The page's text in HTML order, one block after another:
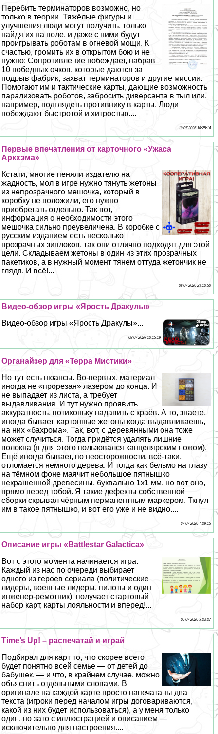
Перебить терминаторов возможно, но
только в теории. Тяжёлые фигуры и
улучшения люди могут получить, только
найдя их на поле, и даже с ними будут
проигрывать роботам в огневой мощи. К
счастью, громить их в открытом бою и не
нужно: Сопротивление побеждает, набрав
10 победных очков, которые даются за
подрыв фабрик, захват терминаторов и другие миссии.
Помогают им и тактические карты, дающие возможность
парализовать роботов, забросить диверсанта в тыл или,
например, подглядеть противнику в карты. Люди
побеждают быстротой и хитростью....
10 07 2026 10:25:14
Первые впечатления от карточного «Ужаса
Аркхэма»
Кстати, многие пеняли издателю на
жадность, мол в игре нужно тянуть жетоны
из непрозрачного мешочка, который в
коробку не положили, его нужно
приобретать отдельно. Так вот,
информация о необходимости этого
мешочка сильно преувеличена. В коробке с
русским изданием есть несколько
прозрачных зиплоков, так они отлично подходят для этой
цели. Складываем жетоны в один из этих прозрачных
пакетиков, а в нужный момент тянем оттуда жетончик не
глядя. И всё!...
09 07 2026 23:10:50
Видео-обзор игры «Ярость Дpaкулы»
Видео-обзор игры «Ярость Дpaкулы»...
08 07 2026 10:15:19
Органайзер для «Терра Мистики»
Но тут есть нюансы. Во-первых, материал
иногда не «прорезан» лазером до конца. И
не выпадает из листа, а требует
выдавливания. И тут нужно проявить
аккуратность, потихоньку надавить с краёв. А то, знаете,
иногда бывает, картонные жетоны когда выдавливаешь,
на них «бахрома». Так, вот, с деревянными она тоже
может случиться. Тогда придётся удалять лишние
волокна (я для этого пользовался канцелярским ножом).
Ещё иногда бывает, по неосторожности, всё-таки,
отломается немного дерева. И тогда как бельмо на глазу
на тёмном фоне маячит небольшое пятнышко
некрашенной древесины, буквально 1х1 мм, но вот оно,
прямо перед тобой. Я такие дефекты собственной
сборки скрывал чёрным перманентным маркером. Ткнул
им в такое пятнышко, и вот его уже и не видно....
07 07 2026 7:29:15
Описание игры «Battlestar Galactica»
Вот с этого момента начинается игра.
Каждый из нас по очереди выбирает
одного из героев сериала (политические
лидеры, военные лидеры, пилоты и один
инженер-ремотник), получает стартовый
набор карт, карты лояльности и вперед!...
06 07 2026 5:23:27
Time’s Up! – распечатай и играй
Подбирал для карт то, что скорее всего
будет понятно всей семье — от детей до
бабушек, — и что, в крайнем случае, можно
объяснить отдельными словами. В
оригинале на каждой карте просто напечатаны два
текста (игроки перед началом игры договариваются,
какой из них будет использоваться), а у меня только
один, но зато с иллюстрацией и описанием —
исключительно для настроения....